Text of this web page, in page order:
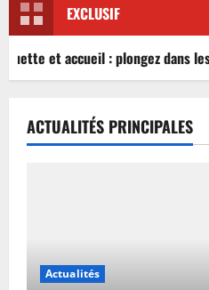
EXCLUSIF
et accueil : plongez dans
ACTUALITÉS PRINCIPALES
Actualités